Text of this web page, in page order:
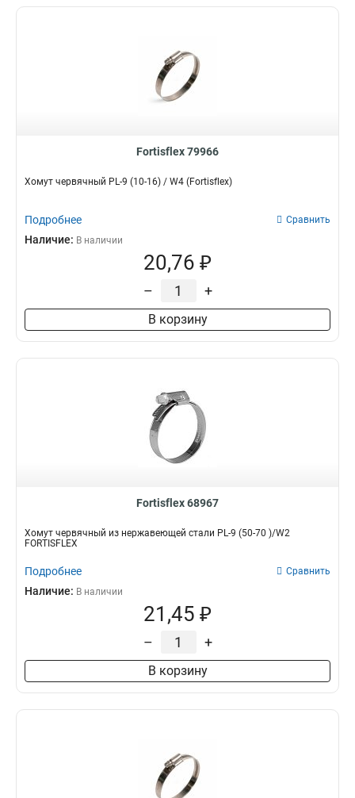
Fortisflex 79966
Хомут червячный PL-9 (10-16) / W4 (Fortisflex)
Подробнее Сравнить
Наличие: В наличии
20,76 ₽
– +
В корзину
Fortisflex 68967
Хомут червячный из нержавеющей стали PL-9 (50-70 )/W2
FORTISFLEX
Подробнее Сравнить
Наличие: В наличии
21,45 ₽
– +
В корзину